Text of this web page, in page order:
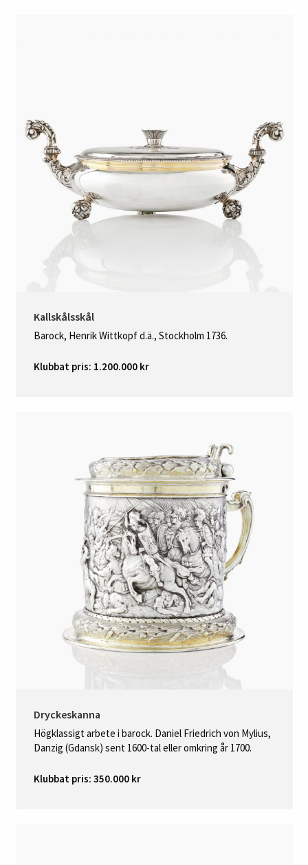
Kallskålsskål
Barock, Henrik Wittkopf d.ä., Stockholm 1736.
Klubbat pris: 1.200.000 kr
Dryckeskanna
Högklassigt arbete i barock. Daniel Friedrich von Mylius,
Danzig (Gdansk) sent 1600-tal eller omkring år 1700.
Klubbat pris: 350.000 kr